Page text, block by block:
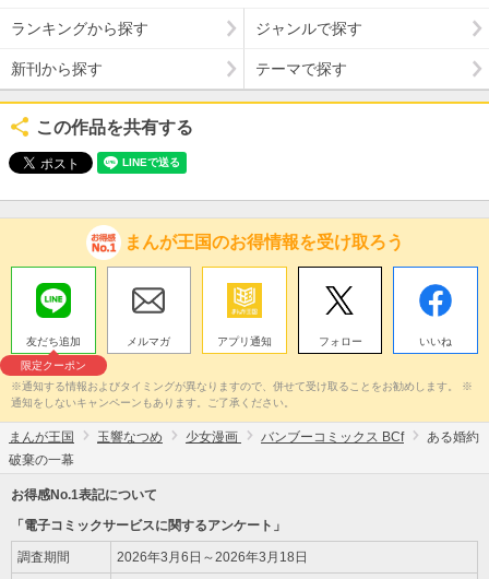
ランキングから探す ジャンルで探す
新刊から探す テーマで探す
この作品を共有する
まんが王国のお得情報を受け取ろう
友だち追加
限定クーポン
メルマガ アプリ通知 フォロー いいね
※通知する情報およびタイミングが異なりますので、併せて受け取ることをお勧めします。 ※
通知をしないキャンペーンもあります。ご了承ください。
まんが王国 玉響なつめ 少女漫画 バンブーコミックス BCf
ある婚約
破棄の一幕
お得感No.1表記について
「電子コミックサービスに関するアンケート」
調査期間 2026年3月6日～2026年3月18日